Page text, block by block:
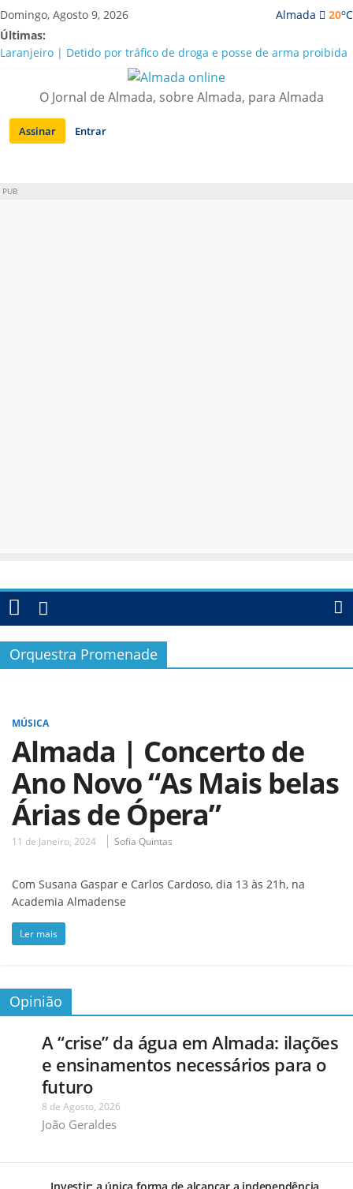
Saltar
para
conteúdo
Almada 20oC
Domingo, Agosto 9, 2026
Últimas:
Laranjeiro | Detido por tráfico de droga e posse de arma proibida
A “crise” da água em Almada: ilações e ensinamentos necessários
Costa da Caparica | Polícia Marítima e ASAE detectam
irregularidades em habitações e restaurantes
APA diz que falta de água em Almada “foi um problema de má
O Jornal de Almada, sobre Almada, para Almada
Assinar Entrar
PUB
Orquestra Promenade
MÚSICA
Almada | Concerto de
Ano Novo “As Mais belas
Árias de Ópera”
11 de Janeiro, 2024 Sofia Quintas
Com Susana Gaspar e Carlos Cardoso, dia 13 às 21h, na
Academia Almadense
Ler mais
Opinião
A “crise” da água em Almada: ilações
e ensinamentos necessários para o
futuro
8 de Agosto, 2026
João Geraldes